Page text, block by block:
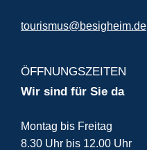
tourismus@besigheim.de
ÖFFNUNGSZEITEN
Wir sind für Sie da
Montag bis Freitag
8.30 Uhr bis 12.00 Uhr